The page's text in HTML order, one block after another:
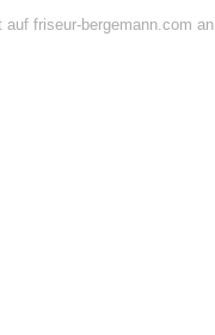
auf friseur-bergemann.com an